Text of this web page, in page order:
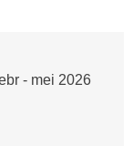
- mei 2026